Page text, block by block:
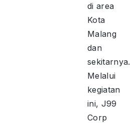
di area
Kota
Malang
dan
sekitarnya.
Melalui
kegiatan
ini, J99
Corp